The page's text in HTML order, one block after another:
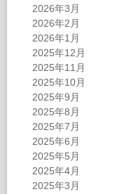
2026年3月
2026年2月
2026年1月
2025年12月
2025年11月
2025年10月
2025年9月
2025年8月
2025年7月
2025年6月
2025年5月
2025年4月
2025年3月